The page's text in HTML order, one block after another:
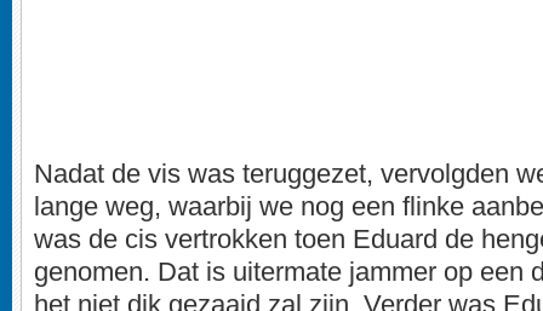
Nadat de vis was teruggezet, vervolgden
lange weg, waarbij we nog een flinke
was de cis vertrokken toen Eduard de
genomen. Dat is uitermate jammer op een
het niet dik gezaaid zal zijn. Verder was